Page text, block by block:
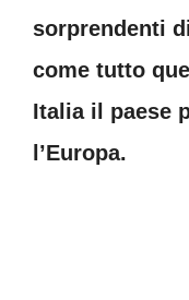
sorprendenti
come tutto
Italia il paese
l’Europa.